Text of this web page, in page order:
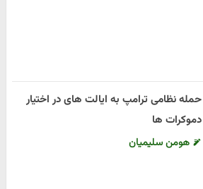
حمله نظامی ترامپ به ایالت های در اختیار
دموکرات ها
هومن سلیمیان